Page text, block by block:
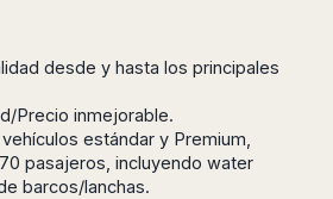
desde y hasta los principales
Precio inmejorable.
estándar y Premium,
pasajeros, incluyendo water
barcos/lanchas.